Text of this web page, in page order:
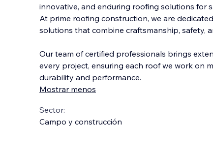
innovative, and enduring roofing solutions for
At prime roofing construction, we are
solutions that combine craftsmanship, safety,
Our team of certified professionals brings
every project, ensuring each roof we work on
durability and performance.
Mostrar menos
Sector:
Campo y construcción